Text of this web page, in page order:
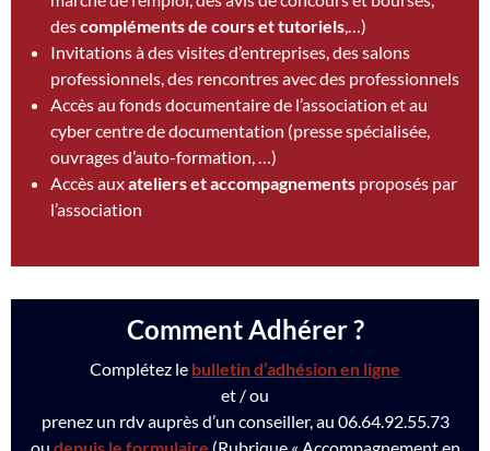
descompléments de cours et tutoriels ,…)
Invitations à des visites d’entreprises, des salons
professionnels, des rencontres avec des professionnels
Accès au fonds documentaire de l’association et au
cyber centre de documentation (presse spécialisée,
ouvrages d’auto-formation, …)
Accès auxateliers et accompagnements proposés par
l’association
Comment Adhérer ?
Complétez le bulletin d’adhésion en ligne
et / ou
prenez un rdv auprès d’un conseiller, au 06.64.92.55.73
ou depuis le formulaire (Rubrique « Accompagnement en